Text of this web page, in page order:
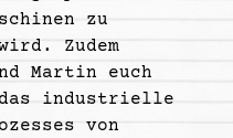
zu
Zudem
Martin euch
industrielle
von